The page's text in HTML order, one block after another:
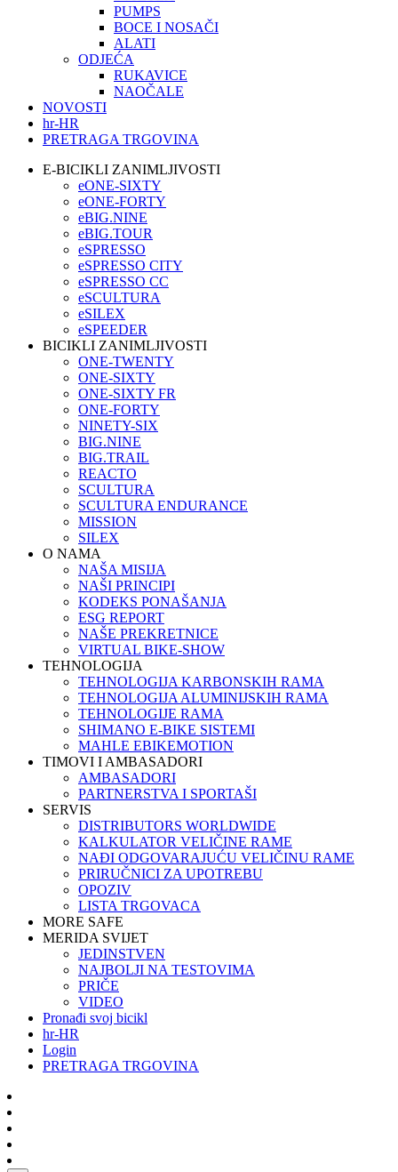
PUMPS
BOCE I NOSAČI
ALATI
ODJEĆA
RUKAVICE
NAOČALE
NOVOSTI
hr-HR
PRETRAGA TRGOVINA
E-BICIKLI ZANIMLJIVOSTI
eONE-SIXTY
eONE-FORTY
eBIG.NINE
eBIG.TOUR
eSPRESSO
eSPRESSO CITY
eSPRESSO CC
eSCULTURA
eSILEX
eSPEEDER
BICIKLI ZANIMLJIVOSTI
ONE-TWENTY
ONE-SIXTY
ONE-SIXTY FR
ONE-FORTY
NINETY-SIX
BIG.NINE
BIG.TRAIL
REACTO
SCULTURA
SCULTURA ENDURANCE
MISSION
SILEX
O NAMA
NAŠA MISIJA
NAŠI PRINCIPI
KODEKS PONAŠANJA
ESG REPORT
NAŠE PREKRETNICE
VIRTUAL BIKE-SHOW
TEHNOLOGIJA
TEHNOLOGIJA KARBONSKIH RAMA
TEHNOLOGIJA ALUMINIJSKIH RAMA
TEHNOLOGIJE RAMA
SHIMANO E-BIKE SISTEMI
MAHLE EBIKEMOTION
TIMOVI I AMBASADORI
AMBASADORI
PARTNERSTVA I SPORTAŠI
SERVIS
DISTRIBUTORS WORLDWIDE
KALKULATOR VELIČINE RAME
NAĐI ODGOVARAJUĆU VELIČINU RAME
PRIRUČNICI ZA UPOTREBU
OPOZIV
LISTA TRGOVACA
MORE SAFE
MERIDA SVIJET
JEDINSTVEN
NAJBOLJI NA TESTOVIMA
PRIČE
VIDEO
Pronađi svoj bicikl
hr-HR
Login
PRETRAGA TRGOVINA